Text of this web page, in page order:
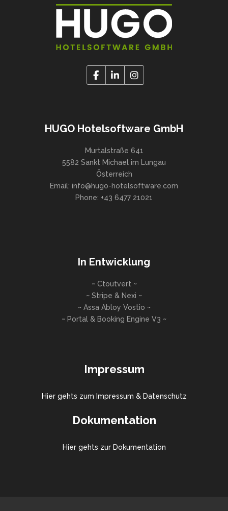
HUGO Hotelsoftware GmbH
Murtalstraße 641
5582 Sankt Michael im Lungau
Österreich
Email: info@hugo-hotelsoftware.com
Phone: +43 6477 21021
In Entwicklung
~ Ctoutvert ~
~ Stripe & Nexi ~
~ Assa Abloy Vostio ~
~ Portal & Booking Engine V3 ~
Impressum
Hier gehts zum Impressum & Datenschutz
Dokumentation
Hier gehts zur Dokumentation